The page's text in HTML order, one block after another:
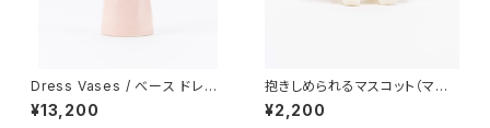
Dress Vases / べース ドレス
（ピンク）/ Lisa Larson リ
サ・ラーソン
¥13,200
抱きしめられるマスコット（マイ
キー） / Lisa Larson リ
サ・ラーソン
¥2,200